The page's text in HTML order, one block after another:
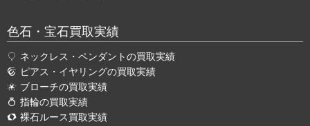
色石・宝石買取実績
ネックレス・ペンダントの買取実績
ピアス・イヤリングの買取実績
ブローチの買取実績
指輪の買取実績
裸石ルース買取実績